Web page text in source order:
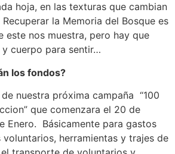
hoja, en las texturas que cambian
la Memoria del Bosque es
este nos muestra, pero hay que
cuerpo para sentir…
los fondos?
nuestra próxima campaña “100
que comenzara el 20 de
Enero. Básicamente para gastos
herramientas y trajes de